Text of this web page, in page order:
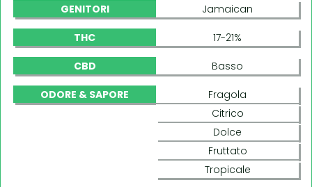
GENITORI Jamaican
THC 17-21%
CBD Basso
ODORE & SAPORE
Fragola
Citrico
Dolce
Fruttato
Tropicale